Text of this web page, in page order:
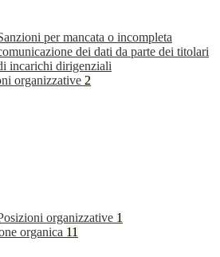
per mancata o incompleta
dei dati da parte dei titolari
incarichi dirigenziali
organizzative 2
organizzative 1
organica 11